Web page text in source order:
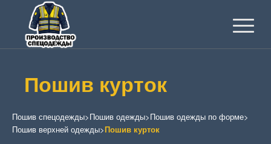
Пошив курток
Пошив спецодежды>Пошив одежды>Пошив одежды по форме>
Пошив верхней одежды>Пошив курток